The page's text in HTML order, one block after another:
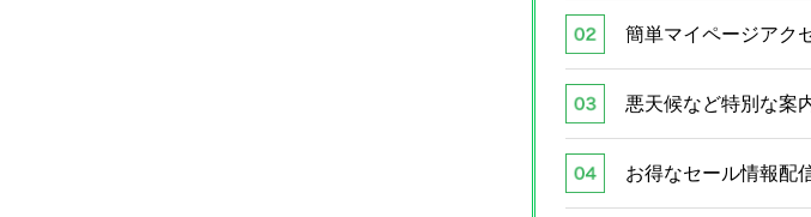
簡単マイページアク
悪天候など特別な案
お得なセール情報配